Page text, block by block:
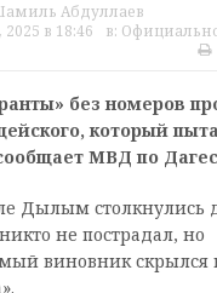
Абдуллаев
в 18:46 в:
без номеров
который
МВД по
Дылым столкнулись
не пострадал, но
виновник скрылся